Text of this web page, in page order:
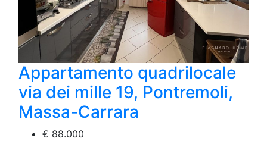
Appartamento quadrilocale
via dei mille 19, Pontremoli,
Massa-Carrara
€ 88.000